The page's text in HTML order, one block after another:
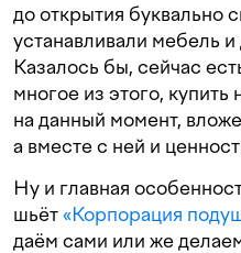
до открытия буквально
устанавливали мебель
Казалось бы, сейчас
многое из этого, купить
на данный момент,
а вместе с ней и
Ну и главная
шьёт«Корпорация
даём сами или же